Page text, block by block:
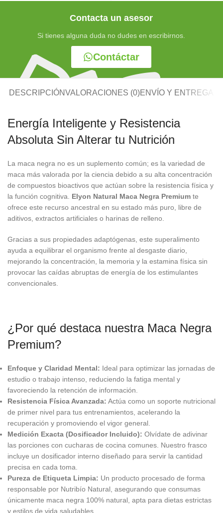
Contáctar
Contacta un asesor
Si tienes alguna duda no dudes en escribirnos.
DESCRIPCIÓNVALORACIONES (0)ENVÍO Y ENTREGA
Energía Inteligente y Resistencia
Absoluta Sin Alterar tu Nutrición
La maca negra no es un suplemento común; es la variedad de
maca más valorada por la ciencia debido a su alta concentración
de compuestos bioactivos que actúan sobre la resistencia física y
la función cognitiva. Elyon Natural Maca Negra Premium te
ofrece este recurso ancestral en su estado más puro, libre de
aditivos, extractos artificiales o harinas de relleno.
Gracias a sus propiedades adaptógenas, este superalimento
ayuda a equilibrar el organismo frente al desgaste diario,
mejorando la concentración, la memoria y la estamina física sin
provocar las caídas abruptas de energía de los estimulantes
convencionales.
¿Por qué destaca nuestra Maca Negra
Premium?
Enfoque y Claridad Mental: Ideal para optimizar las jornadas de
estudio o trabajo intenso, reduciendo la fatiga mental y
favoreciendo la retención de información.
Resistencia Física Avanzada: Actúa como un soporte nutricional
de primer nivel para tus entrenamientos, acelerando la
recuperación y promoviendo el vigor general.
Medición Exacta (Dosificador Incluido): Olvídate de adivinar
las porciones con cucharas de cocina comunes. Nuestro frasco
incluye un dosificador interno diseñado para servir la cantidad
precisa en cada toma.
Pureza de Etiqueta Limpia: Un producto procesado de forma
responsable por Nutribío Natural, asegurando que consumas
únicamente maca negra 100% natural, apta para dietas estrictas
y estilos de vida saludables.